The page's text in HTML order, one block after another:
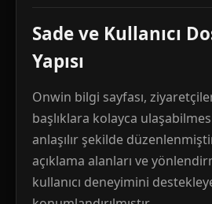
Sade ve Kullanıcı
Yapısı
Onwin bilgi sayfası,
başlıklara kolayca
anlaşılır şekilde
açıklama alanları ve
kullanıcı deneyimini